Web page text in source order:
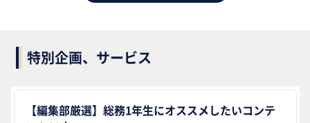
特別企画、サービス
【編集部厳選】総務1年生にオススメしたいコンテ